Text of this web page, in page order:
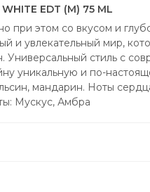
WHITE EDT (M) 75 ML
при этом со вкусом и
и увлекательный мир,
Универсальный стиль с
уникальную и по-
мандарин. Ноты
Мускус, Амбра